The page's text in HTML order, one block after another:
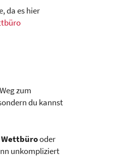
da es hier
zum
du kannst
oder
unkompliziert